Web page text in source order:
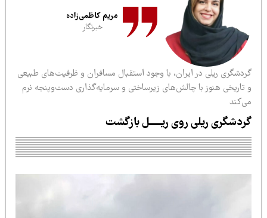
مریم کاظمی‌زاده
خبرنگار
ریلی در ایران، با وجود استقبال مسافران و ظرفیت‌های طبیعی
تاریخی هنوز با چالش‌های زیرساختی و سرمایه‌گذاری دست‌وپنجه نرم
ریلی روی ریـــــل بازگشت